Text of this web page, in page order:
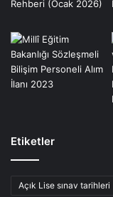
Etiketler
Açık Lise sınav tarihleri